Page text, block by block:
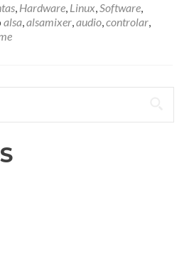
, Hardware, Linux,Software,
alsa,alsamixer,audio,controlar,